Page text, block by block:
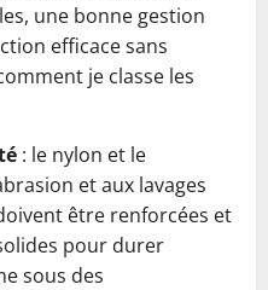
une bonne gestion
efficace sans
je classe les
: le nylon et le
et aux lavages
être renforcées et
pour durer
sous des